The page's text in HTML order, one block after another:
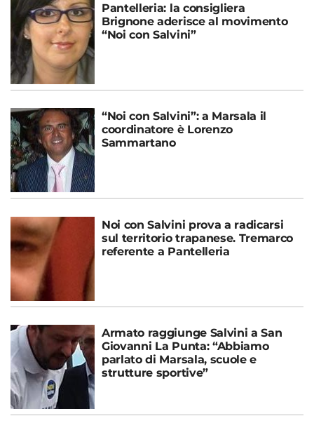
Pantelleria: la consigliera
Brignone aderisce al movimento
“Noi con Salvini”
“Noi con Salvini”: a Marsala il
coordinatore è Lorenzo
Sammartano
Noi con Salvini prova a radicarsi
sul territorio trapanese. Tremarco
referente a Pantelleria
Armato raggiunge Salvini a San
Giovanni La Punta: “Abbiamo
parlato di Marsala, scuole e
strutture sportive”